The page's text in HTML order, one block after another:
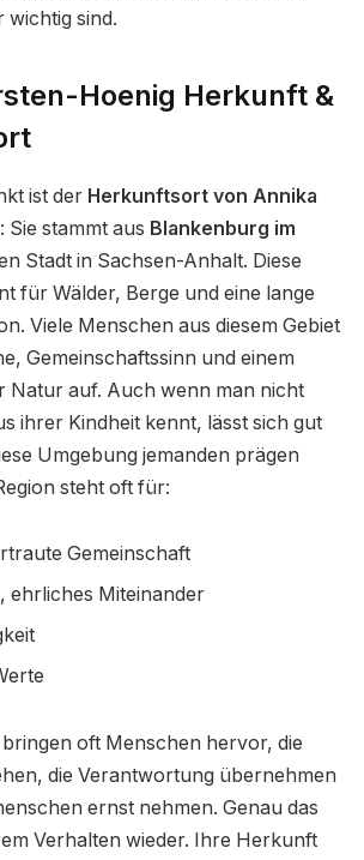
wichtig sind.
Hoenig Herkunft &
ist der Herkunftsort von Annika
: Sie stammt aus Blankenburg im
Stadt in Sachsen-Anhalt. Diese
für Wälder, Berge und eine lange
Viele Menschen aus diesem Gebiet
Gemeinschaftssinn und einem
Natur auf. Auch wenn man nicht
ihrer Kindheit kennt, lässt sich gut
Umgebung jemanden prägen
steht oft für:
Gemeinschaft
ehrliches Miteinander
oft Menschen hervor, die
die Verantwortung übernehmen
ernst nehmen. Genau das
Verhalten wieder. Ihre Herkunft